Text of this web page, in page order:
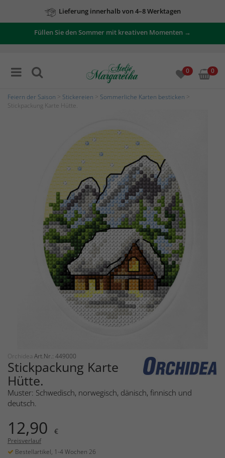
Lieferung innerhalb von 4–8 Werktagen
Füllen Sie den Sommer mit kreativen Momenten →
0 0
Feiern der Saison Stickereien Sommerliche Karten besticken
Stickpackung Karte Hütte.
Orchidea Art.Nr.: 449000
Stickpackung Karte
Hütte.
Muster: Schwedisch, norwegisch, dänisch, finnisch und
deutsch.
12,90 €
Preisverlauf
Bestellartikel, 1-4 Wochen 26